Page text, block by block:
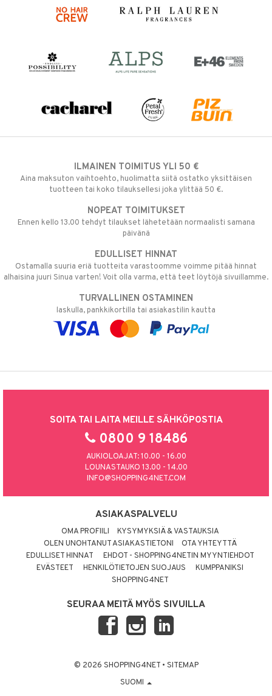
ILMAINEN TOIMITUS YLI 50 €
Aina maksuton vaihtoehto, huolimatta siitä ostatko yksittäisen
tuotteen tai koko tilauksellesi joka ylittää 50 €.
NOPEAT TOIMITUKSET
Ennen kello 13.00 tehdyt tilaukset lähetetään normaalisti samana
päivänä
EDULLISET HINNAT
Ostamalla suuria eriä tuotteita varastoomme voimme pitää hinnat
alhaisina juuri Sinua varten! Voit olla varma, että teet löytöjä sivuillamme.
TURVALLINEN OSTAMINEN
laskulla, pankkikortilla tai asiakastilin kautta
SOITA TAI LAITA MEILLE SÄHKÖPOSTIA
0800 9 18486
AUKIOLOAJAT: 10.00 - 16.00
LOUNASTAUKO 13.00 - 14.00
INFO@SHOPPING4NET.COM
ASIAKASPALVELU
OMA PROFIILI
KYSYMYKSIÄ & VASTAUKSIA
OLEN UNOHTANUT ASIAKASTIETONI
OTA YHTEYTTÄ
EDULLISET HINNAT
EHDOT - SHOPPING4NETIN MYYNTIEHDOT
EVÄSTEET
HENKILÖTIETOJEN SUOJAUS
KUMPPANIKSI
SHOPPING4NET
SEURAA MEITÄ MYÖS SIVUILLA
© 2026 SHOPPING4NET • SITEMAP
SUOMI